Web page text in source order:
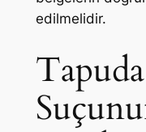
edilmelidir.